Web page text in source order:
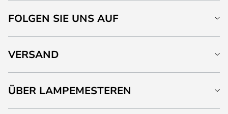
FOLGEN SIE UNS AUF
VERSAND
ÜBER LAMPEMESTEREN